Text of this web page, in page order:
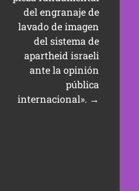
del engranaje de
lavado de imagen
del sistema de
apartheid israeli
ante la opinión
pública
internacional». →